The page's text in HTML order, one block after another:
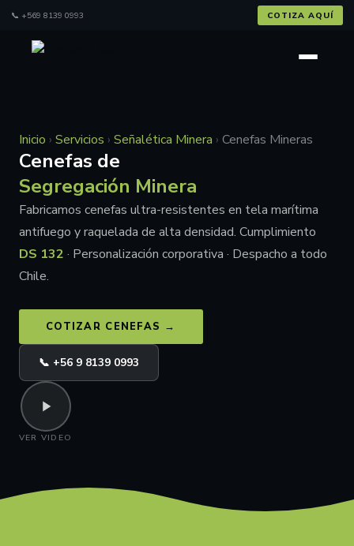
📞 +569 8139 0993 COTIZA AQUÍ
Inicio › Servicios › Señalética Minera › Cenefas Mineras
Cenefas de
Segregación Minera
Fabricamos cenefas ultra-resistentes en tela marítima
antifuego y raquelada de alta densidad. Cumplimiento
DS 132 · Personalización corporativa · Despacho a todo
Chile.
COTIZAR CENEFAS →
📞 +56 9 8139 0993
VER VIDEO